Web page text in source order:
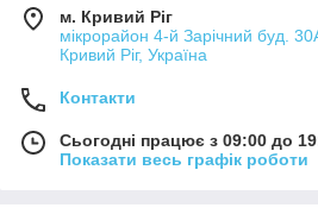
м. Кривий Ріг
мікрорайон 4-й Зарічний буд.
Кривий Ріг, Україна
Контакти
Сьогодні працює з 09:00 до
Показати весь графік роботи